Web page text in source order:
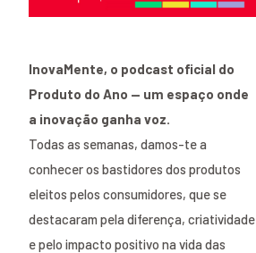
InovaMente, o podcast oficial do
Produto do Ano — um espaço onde
a inovação ganha voz.
Todas as semanas, damos-te a
conhecer os bastidores dos produtos
eleitos pelos consumidores, que se
destacaram pela diferença, criatividade
e pelo impacto positivo na vida das